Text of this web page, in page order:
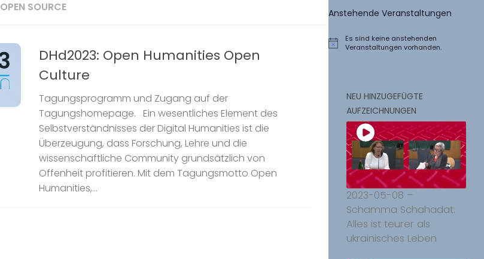
OPEN SOURCE
DHd2023: Open Humanities Open
Culture
Tagungsprogramm und Zugang auf der
Tagungshomepage. Ein wesentliches Element des
Selbstverständnisses der Digital Humanities ist die
Überzeugung, dass Forschung, Lehre und die
wissenschaftliche Community grundsätzlich von
Offenheit profitieren. Mit dem Tagungsmotto Open
Humanities,...
Anstehende Veranstaltungen
Hinweis
Es sind keine anstehenden
Veranstaltungen vorhanden.
NEU HINZUGEFÜGTE
AUFZEICHNUNGEN
2023-05-08 –
Schamma Schahadat:
Alles ist teurer als
ukrainisches Leben